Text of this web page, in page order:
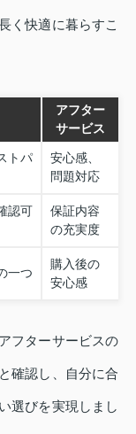
く快適に暮らすこ
アフター
サービス
トパ
安心感、
問題対応
認可
保証内容
の充実度
一つ
購入後の
安心感
フターサービスの
確認し、自分に合
選びを実現しまし